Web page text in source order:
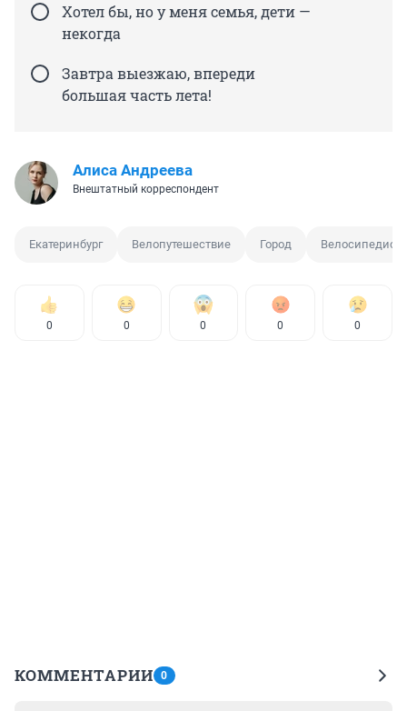
Хотел бы, но у меня семья, дети —
некогда
Завтра выезжаю, впереди
большая часть лета!
Алиса Андреева
Внештатный корреспондент
Екатеринбург Велопутешествие Город Велосипедист
0 0 0 0 0
КОММЕНТАРИИ 0